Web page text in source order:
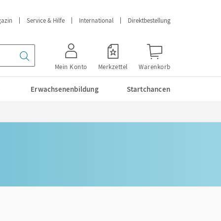
Service & Hilfe International Direktbestellung
Mein Konto Merkzettel Warenkorb
Erwachsenenbildung Startchancen